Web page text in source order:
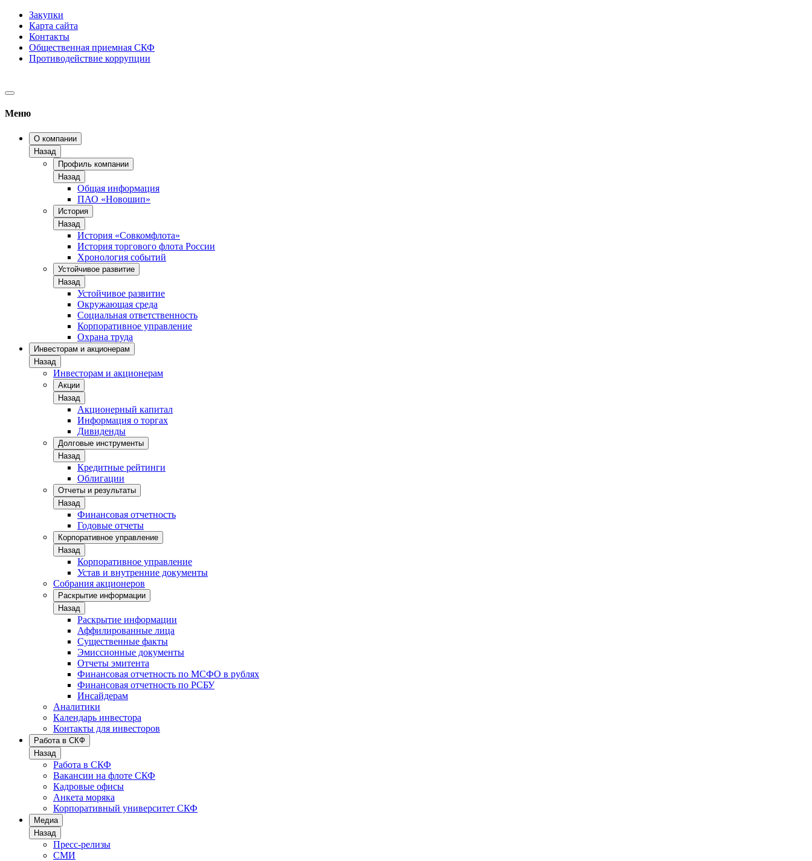
Закупки
Карта сайта
Контакты
Общественная приемная СКФ
Противодействие коррупции
Меню
О компании
Назад
Профиль компании
Назад
Общая информация
ПАО «Новошип»
История
Назад
История «Совкомфлота»
История торгового флота России
Хронология событий
Устойчивое развитие
Назад
Устойчивое развитие
Окружающая среда
Социальная ответственность
Корпоративное управление
Охрана труда
Инвесторам и акционерам
Назад
Инвесторам и акционерам
Акции
Назад
Акционерный капитал
Информация о торгах
Дивиденды
Долговые инструменты
Назад
Кредитные рейтинги
Облигации
Отчеты и результаты
Назад
Финансовая отчетность
Годовые отчеты
Корпоративное управление
Назад
Корпоративное управление
Устав и внутренние документы
Собрания акционеров
Раскрытие информации
Назад
Раскрытие информации
Аффилированные лица
Существенные факты
Эмиссионные документы
Отчеты эмитента
Финансовая отчетность по МСФО в рублях
Финансовая отчетность по РСБУ
Инсайдерам
Аналитики
Календарь инвестора
Контакты для инвесторов
Работа в СКФ
Назад
Работа в СКФ
Вакансии на флоте СКФ
Кадровые офисы
Анкета моряка
Корпоративный университет СКФ
Медиа
Назад
Пресс-релизы
СМИ